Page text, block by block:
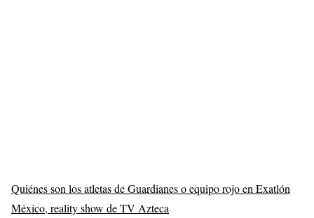
Quiénes son los atletas de Guardianes o equipo rojo en Exatlón
México, reality show de TV Azteca